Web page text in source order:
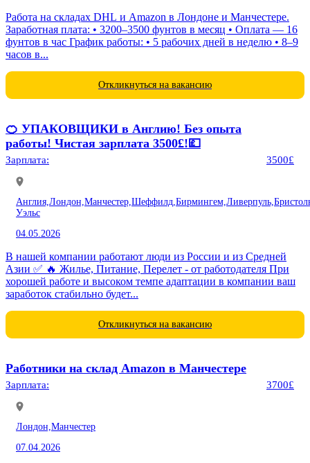
Работа на складах DHL и Amazon в Лондоне и Манчестере.
Заработная плата: • 3200–3500 фунтов в месяц • Оплата — 16
фунтов в час График работы: • 5 рабочих дней в неделю • 8–9
часов в...
Откликнуться на вакансию
🍊 УПАКОВЩИКИ в Англию! Без опыта
работы! Чистая зарплата 3500£!💷
Зарплата: 3500£
Англия, Лондон, Манчестер, Шеффилд, Бирмингем, Ливерпуль,
Уэльс
04.05.2026
В нашей компании работают люди из России и из Средней
Азии ✅ 🔥 Жилье, Питание, Перелет - от работодателя При
хорошей работе и высоком темпе адаптации в компании ваш
заработок стабильно будет...
Откликнуться на вакансию
Работники на склад Amazon в Манчестере
Зарплата: 3700£
Лондон, Манчестер
07.04.2026